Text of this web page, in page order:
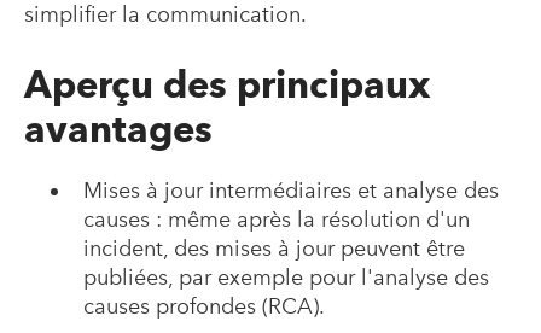
simplifier la communication.
Aperçu des principaux
avantages
Mises à jour intermédiaires et analyse des
causes : même après la résolution d'un
incident, des mises à jour peuvent être
publiées, par exemple pour l'analyse des
causes profondes (RCA).